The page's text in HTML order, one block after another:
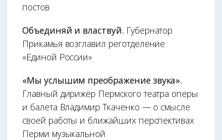
постов
Объединяй и властвуй. Губернатор
Прикамья возглавил реготделение
«Единой России»
«Мы услышим преображение звука».
Главный дирижёр Пермского театра оперы
и балета Владимир Ткаченко — о смысле
своей работы и ближайших перспективах
Перми музыкальной